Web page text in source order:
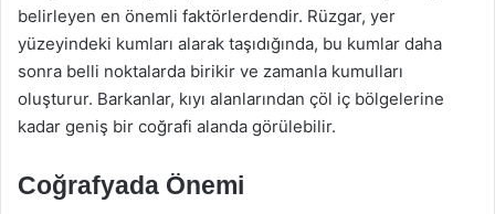
belirleyen en önemli faktörlerdendir. Rüzgar, yer
yüzeyindeki kumları alarak taşıdığında, bu kumlar daha
sonra belli noktalarda birikir ve zamanla kumulları
oluşturur. Barkanlar, kıyı alanlarından çöl iç bölgelerine
kadar geniş bir coğrafi alanda görülebilir.
Coğrafyada Önemi